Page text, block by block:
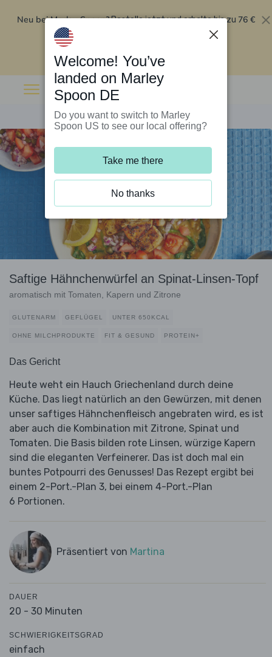
Neu bei Marley Spoon?Bestelle jetzt und erhalte bis zu 76 €
Rabatt auf deine ersten fünf Boxen
Saftige Hähnchenwürfel an Spinat-Linsen-Topf
aromatisch mit Tomaten, Kapern und Zitrone
GLUTENARM GEFLÜGEL UNTER 650KCAL
OHNE MILCHPRODUKTE FIT & GESUND PROTEIN+
Das Gericht
Heute weht ein Hauch Griechenland durch deine
Küche. Das liegt natürlich an den Gewürzen, mit denen
unser saftiges Hähnchenfleisch angebraten wird, es ist
aber auch die Kombination mit Zitrone, Spinat und
Tomaten. Die Basis bilden rote Linsen, würzige Kapern
sind die eleganten Verfeinerer. Das ist doch mal ein
buntes Potpourri des Genusses! Das Rezept ergibt bei
einem 2-Port.-Plan 3, bei einem 4-Port.-Plan
6 Portionen.
Präsentiert von Martina
DAUER
20 - 30 Minuten
SCHWIERIGKEITSGRAD
einfach
Welcome! You’ve
landed on Marley
Spoon DE
Do you want to switch to Marley
Spoon US to see our local offering?
Take me there
No thanks